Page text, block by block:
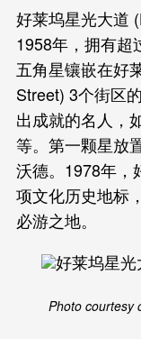
好莱坞星光大道
1958年，拥有超
五角星镶嵌在好
Street) 3个街区
出成就的名人，
等。第一颗星放
沃德。1978年，
项文化历史地标
必游之地。
Photo courtesy